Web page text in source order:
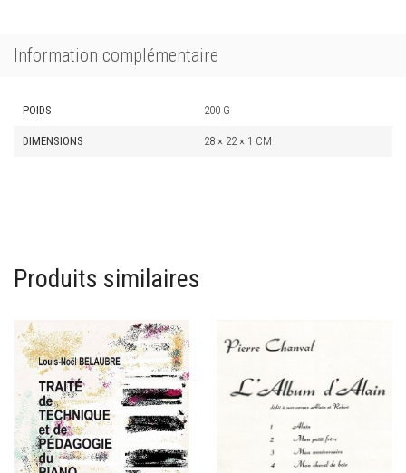
Information complémentaire
POIDS 200 G
DIMENSIONS 28 × 22 × 1 CM
Produits similaires